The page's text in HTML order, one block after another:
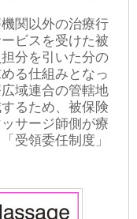
関以外の治療行
ビスを受けた被
分を引いた分の
る仕組みとなっ
域連合の管轄地
るため、被保険
サージ師側が療
受領委任制度」